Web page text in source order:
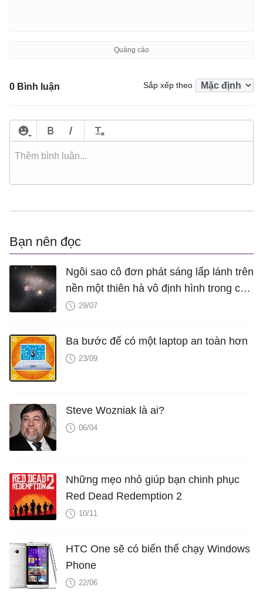
0 Bình luận Sắp xếp theo
Bạn nên đọc
Ngôi sao cô đơn phát sáng lấp lánh trên
nền một thiên hà vô định hình trong con
mắt của kính thiên văn Hubble
29/07
Ba bước để có một laptop an toàn hơn
23/09
Steve Wozniak là ai?
06/04
Những mẹo nhỏ giúp bạn chinh phục
Red Dead Redemption 2
10/11
HTC One sẽ có biến thể chạy Windows
Phone
22/06